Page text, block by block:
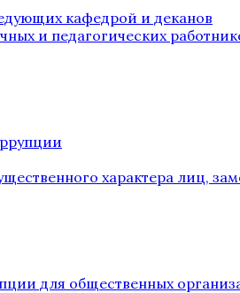
кафедрой и деканов
и педагогических
характера лиц,
для общественных